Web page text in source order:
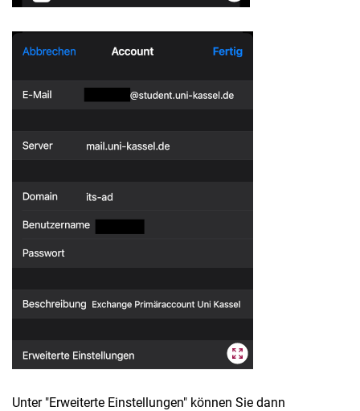
Unter "Erweiterte Einstellungen" können Sie dann